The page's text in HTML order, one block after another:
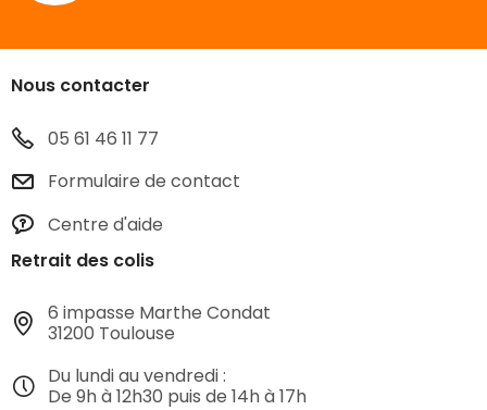
Nous contacter
05 61 46 11 77
Formulaire de contact
Centre d'aide
Retrait des colis
6 impasse Marthe Condat
31200 Toulouse
Du lundi au vendredi :
De 9h à 12h30 puis de 14h à 17h